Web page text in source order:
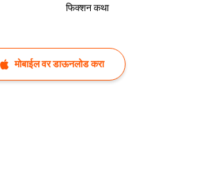
फिक्शन कथा
मोबाईल वर डाऊनलोड करा